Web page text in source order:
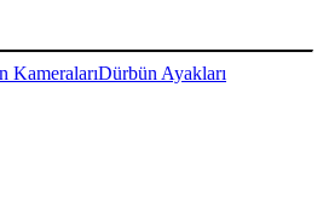
KameralarıDürbün Ayakları